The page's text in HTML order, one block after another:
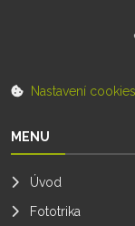
Nastavení cookies
MENU
Úvod
Fototrika